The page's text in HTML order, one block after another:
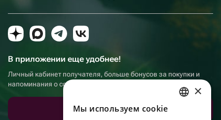
В приложении еще удобнее!
Личный кабинет получателя, больше бонусов за покупки и
напоминания о событиях
Скачать приложение
×
Мы используем сookie